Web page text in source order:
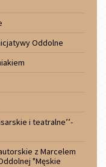
Oddolne
i teatralne’’-
z Marcelem
"Męskie